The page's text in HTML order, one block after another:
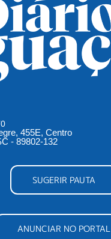
455E, Centro
- 89802-132
SUGERIR PAUTA
ANUNCIAR NO PORTAL